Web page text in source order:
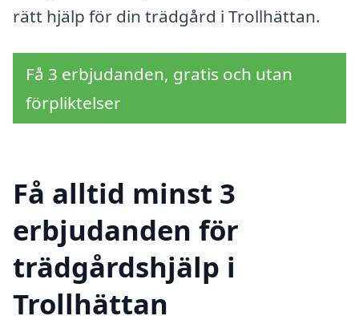
rätt hjälp för din trädgård i Trollhättan.
Få 3 erbjudanden, gratis och utan
förpliktelser
Få alltid minst 3
erbjudanden för
trädgårdshjälp i
Trollhättan